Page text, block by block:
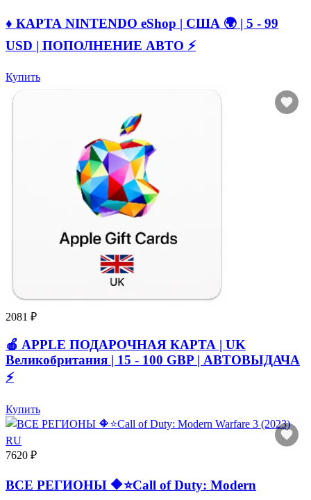
♦️ КАРТА NINTENDO eShop | США 🌍 | 5 - 99
USD | ПОПОЛНЕНИЕ АВТО ⚡
Купить
2081 ₽
🍎 APPLE ПОДАРОЧНАЯ КАРТА | UK
Великобритания | 15 - 100 GBP | АВТОВЫДАЧА
⚡️
Купить
7620 ₽
ВСЕ РЕГИОНЫ 🔶⭐Call of Duty: Modern